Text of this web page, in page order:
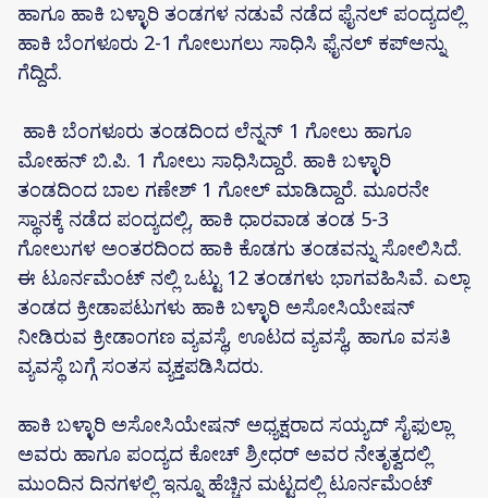
ಹಾಗೂ ಹಾಕಿ ಬಳ್ಳಾರಿ ತಂಡಗಳ ನಡುವೆ ನಡೆದ ಫೈನಲ್ ಪಂದ್ಯದಲ್ಲಿ
ಹಾಕಿ ಬೆಂಗಳೂರು 2-1 ಗೋಲುಗಲು ಸಾಧಿಸಿ ಫೈನಲ್ ಕಪ್ಅನ್ನು
ಗೆದ್ದಿದೆ.
ಹಾಕಿ ಬೆಂಗಳೂರು ತಂಡದಿಂದ ಲೆನ್ನನ್ 1 ಗೋಲು ಹಾಗೂ
ಮೋಹನ್ ಬಿ.ಪಿ. 1 ಗೋಲು ಸಾಧಿಸಿದ್ದಾರೆ. ಹಾಕಿ ಬಳ್ಳಾರಿ
ತಂಡದಿಂದ ಬಾಲ ಗಣೇಶ್ 1 ಗೋಲ್ ಮಾಡಿದ್ದಾರೆ. ಮೂರನೇ
ಸ್ಥಾನಕ್ಕೆ ನಡೆದ ಪಂದ್ಯದಲ್ಲಿ, ಹಾಕಿ ಧಾರವಾಡ ತಂಡ 5-3
ಗೋಲುಗಳ ಅಂತರದಿಂದ ಹಾಕಿ ಕೊಡಗು ತಂಡವನ್ನು ಸೋಲಿಸಿದೆ.
ಈ ಟೂರ್ನಮೆಂಟ್ ನಲ್ಲಿ ಒಟ್ಟು 12 ತಂಡಗಳು ಭಾಗವಹಿಸಿವೆ. ಎಲ್ಲಾ
ತಂಡದ ಕ್ರೀಡಾಪಟುಗಳು ಹಾಕಿ ಬಳ್ಳಾರಿ ಅಸೋಸಿಯೇಷನ್
ನೀಡಿರುವ ಕ್ರೀಡಾಂಗಣ ವ್ಯವಸ್ಥೆ, ಊಟದ ವ್ಯವಸ್ಥೆ, ಹಾಗೂ ವಸತಿ
ವ್ಯವಸ್ಥೆ ಬಗ್ಗೆ ಸಂತಸ ವ್ಯಕ್ತಪಡಿಸಿದರು.
ಹಾಕಿ ಬಳ್ಳಾರಿ ಅಸೋಸಿಯೇಷನ್ ಅಧ್ಯಕ್ಷರಾದ ಸಯ್ಯದ್ ಸೈಫುಲ್ಲಾ
ಅವರು ಹಾಗೂ ಪಂದ್ಯದ ಕೋಚ್ ಶ್ರೀಧರ್ ಅವರ ನೇತೃತ್ವದಲ್ಲಿ
ಮುಂದಿನ ದಿನಗಳಲ್ಲಿ ಇನ್ನೂ ಹೆಚ್ಚಿನ ಮಟ್ಟದಲ್ಲಿ ಟೂರ್ನಮೆಂಟ್